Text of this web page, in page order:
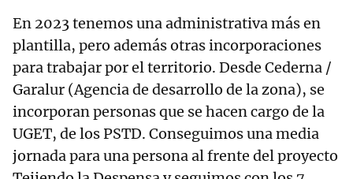
En 2023 tenemos una administrativa más en
plantilla, pero además otras incorporaciones
para trabajar por el territorio. Desde Cederna /
Garalur (Agencia de desarrollo de la zona), se
incorporan personas que se hacen cargo de la
UGET, de los PSTD. Conseguimos una media
jornada para una persona al frente del proyecto